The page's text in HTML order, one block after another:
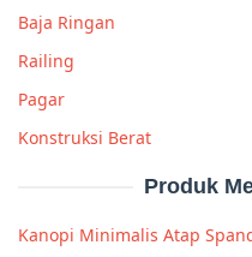
Baja Ringan
Railing
Pagar
Konstruksi Berat
Produk
Kanopi Minimalis Atap